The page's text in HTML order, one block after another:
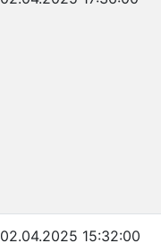
02.04.2025 15:32:00